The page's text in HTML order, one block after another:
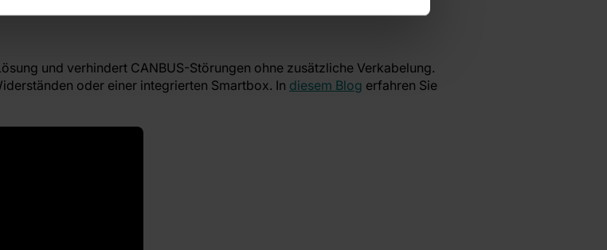
und verhindert CANBUS-Störungen ohne zusätzliche Verkabelung.
oder einer integrierten Smartbox. In diesem Blog erfahren Sie